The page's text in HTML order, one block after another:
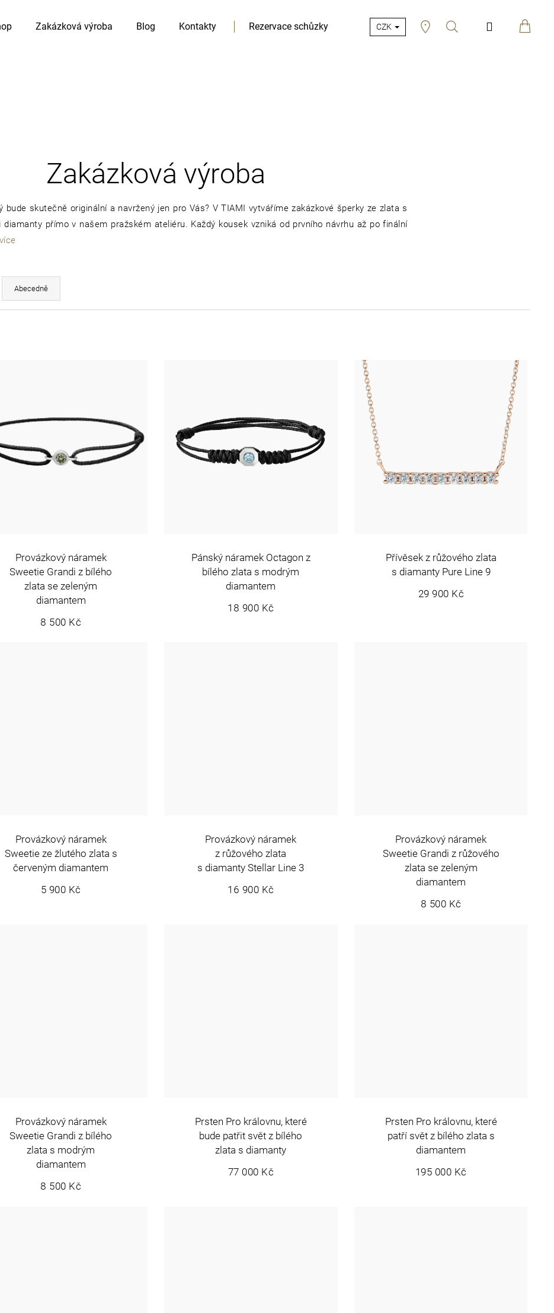
Zakázková výroba Blog Kontakty Rezervace schůzky CZK Hledat Přihlášení
Zakázková výroba
bude skutečně originální a navržený jen pro Vás? V TIAMI vytváříme zakázkové šperky ze zlata s
diamanty přímo v našem pražském ateliéru. Každý kousek vzniká od prvního návrhu až po finální
Abecedně
Provázkový náramek
Sweetie Grandi z bílého
zlata se zeleným
diamantem
8 500 Kč
Pánský náramek Octagon z
bílého zlata s modrým
diamantem
18 900 Kč
Přívěsek z růžového zlata
s diamanty Pure Line 9
29 900 Kč
Provázkový náramek
Sweetie ze žlutého zlata s
červeným diamantem
5 900 Kč
Provázkový náramek
z růžového zlata
s diamanty Stellar Line 3
16 900 Kč
Provázkový náramek
Sweetie Grandi z růžového
zlata se zeleným
diamantem
8 500 Kč
Provázkový náramek
Sweetie Grandi z bílého
zlata s modrým
diamantem
8 500 Kč
Prsten Pro královnu, které
bude patřit svět z bílého
zlata s diamanty
77 000 Kč
Prsten Pro královnu, které
patří svět z bílého zlata s
diamantem
195 000 Kč
Doporučujeme